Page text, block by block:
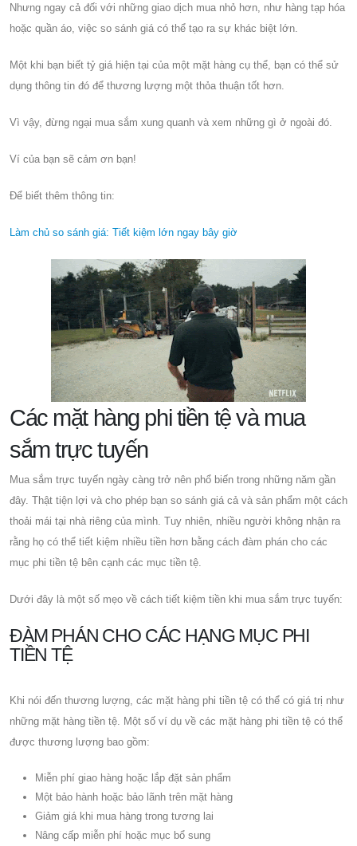
Nhưng ngay cả đối với những giao dịch mua nhỏ hơn, như hàng tạp hóa
hoặc quần áo, việc so sánh giá có thể tạo ra sự khác biệt lớn.
Một khi bạn biết tỷ giá hiện tại của một mặt hàng cụ thể, bạn có thể sử
dụng thông tin đó để thương lượng một thỏa thuận tốt hơn.
Vì vậy, đừng ngại mua sắm xung quanh và xem những gì ở ngoài đó.
Ví của bạn sẽ cảm ơn bạn!
Để biết thêm thông tin:
Làm chủ so sánh giá: Tiết kiệm lớn ngay bây giờ
Các mặt hàng phi tiền tệ và mua
sắm trực tuyến
Mua sắm trực tuyến ngày càng trở nên phổ biến trong những năm gần
đây. Thật tiện lợi và cho phép bạn so sánh giá cả và sản phẩm một cách
thoải mái tại nhà riêng của mình. Tuy nhiên, nhiều người không nhận ra
rằng họ có thể tiết kiệm nhiều tiền hơn bằng cách đàm phán cho các
mục phi tiền tệ bên cạnh các mục tiền tệ.
Dưới đây là một số mẹo về cách tiết kiệm tiền khi mua sắm trực tuyến:
ĐÀM PHÁN CHO CÁC HẠNG MỤC PHI
TIỀN TỆ
Khi nói đến thương lượng, các mặt hàng phi tiền tệ có thể có giá trị như
những mặt hàng tiền tệ. Một số ví dụ về các mặt hàng phi tiền tệ có thể
được thương lượng bao gồm:
Miễn phí giao hàng hoặc lắp đặt sản phẩm
Một bảo hành hoặc bảo lãnh trên mặt hàng
Giảm giá khi mua hàng trong tương lai
Nâng cấp miễn phí hoặc mục bổ sung